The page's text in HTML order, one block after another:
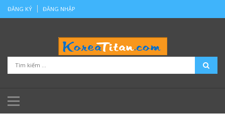
ĐĂNG KÝ ĐĂNG NHẬP